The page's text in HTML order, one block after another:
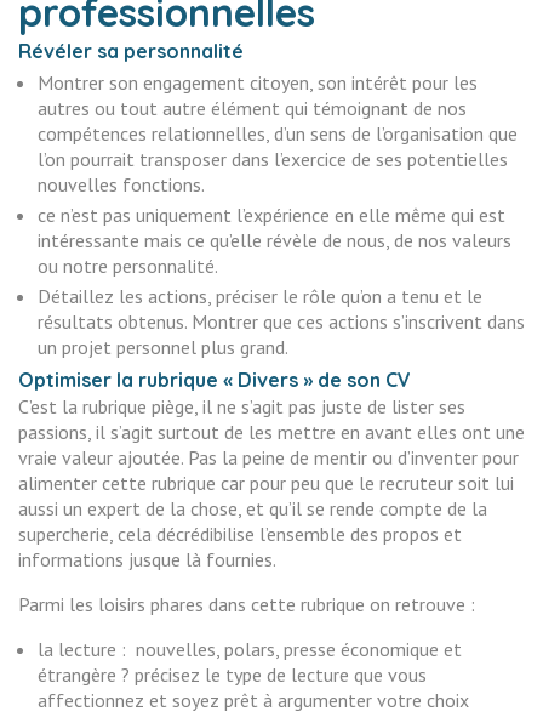
professionnelles
Révéler sa personnalité
Montrer son engagement citoyen, son intérêt pour les
autres ou tout autre élément qui témoignant de nos
compétences relationnelles, d’un sens de l’organisation que
l’on pourrait transposer dans l’exercice de ses potentielles
nouvelles fonctions.
ce n’est pas uniquement l’expérience en elle même qui est
intéressante mais ce qu’elle révèle de nous, de nos valeurs
ou notre personnalité.
Détaillez les actions, préciser le rôle qu’on a tenu et le
résultats obtenus. Montrer que ces actions s’inscrivent dans
un projet personnel plus grand.
Optimiser la rubrique « Divers » de son CV
C’est la rubrique piège, il ne s’agit pas juste de lister ses
passions, il s’agit surtout de les mettre en avant elles ont une
vraie valeur ajoutée. Pas la peine de mentir ou d’inventer pour
alimenter cette rubrique car pour peu que le recruteur soit lui
aussi un expert de la chose, et qu’il se rende compte de la
supercherie, cela décrédibilise l’ensemble des propos et
informations jusque là fournies.
Parmi les loisirs phares dans cette rubrique on retrouve :
la lecture : nouvelles, polars, presse économique et
étrangère ? précisez le type de lecture que vous
affectionnez et soyez prêt à argumenter votre choix